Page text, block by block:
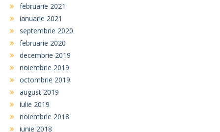
februarie 2021
ianuarie 2021
septembrie 2020
februarie 2020
decembrie 2019
noiembrie 2019
octombrie 2019
august 2019
iulie 2019
noiembrie 2018
iunie 2018